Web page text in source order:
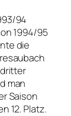
94
1994/95
die
man
Saison
12. Platz.